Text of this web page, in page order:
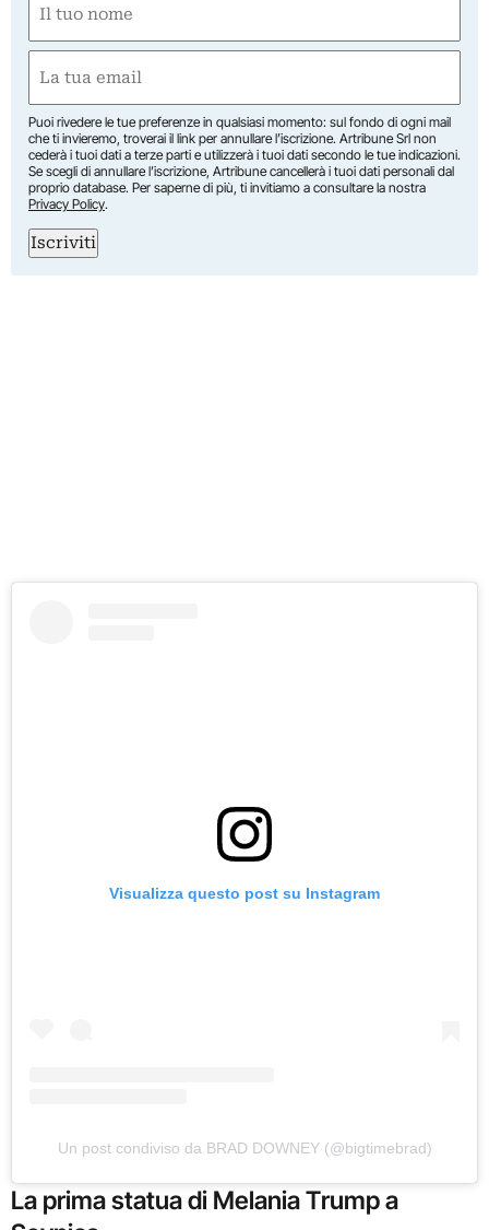
(Required)
First
(Required)
Puoi rivedere le tue preferenze in qualsiasi momento: sul fondo di ogni mail
che ti invieremo, troverai il link per annullare l’iscrizione. Artribune Srl non
cederà i tuoi dati a terze parti e utilizzerà i tuoi dati secondo le tue indicazioni.
Se scegli di annullare l’iscrizione, Artribune cancellerà i tuoi dati personali dal
proprio database. Per saperne di più, ti invitiamo a consultare la nostra
Privacy Policy.
Iscriviti
Visualizza questo post su Instagram
Un post condiviso da BRAD DOWNEY (@bigtimebrad)
La prima statua di Melania Trump a